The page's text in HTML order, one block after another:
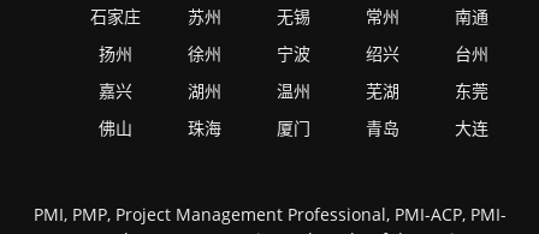
石家庄
苏州 无锡 常州
南通
扬州
徐州 宁波 绍兴
台州
嘉兴
湖州 温州 芜湖
东莞
佛山
珠海 厦门 青岛 大连
PMI, PMP, Project Management Professional, PMI-ACP, PMI-